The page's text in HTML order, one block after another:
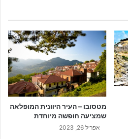
מטסובו – העיר היוונית המופלאה
שמציעה חופשה מיוחדת
אפריל 26, 2023